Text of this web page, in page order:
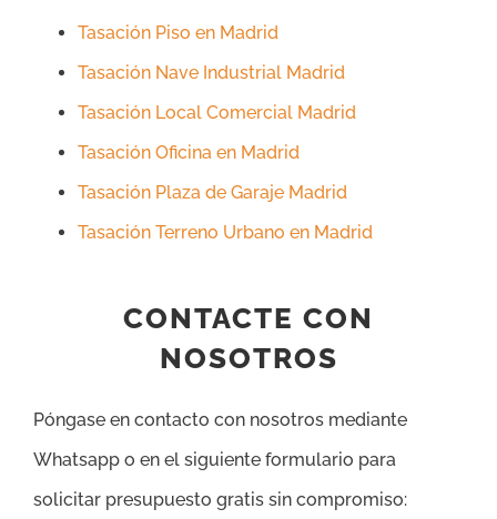
Tasación Piso en Madrid
Tasación Nave Industrial Madrid
Tasación Local Comercial Madrid
Tasación Oficina en Madrid
Tasación Plaza de Garaje Madrid
Tasación Terreno Urbano en Madrid
CONTACTE CON
NOSOTROS
Póngase en contacto con nosotros mediante
Whatsapp o en el siguiente formulario para
solicitar presupuesto gratis sin compromiso: